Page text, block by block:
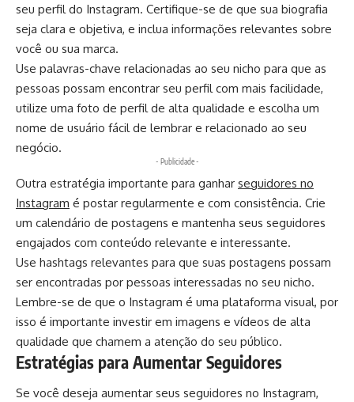
seu perfil do Instagram. Certifique-se de que sua biografia
seja clara e objetiva, e inclua informações relevantes sobre
você ou sua marca.
Use palavras-chave relacionadas ao seu nicho para que as
pessoas possam encontrar seu perfil com mais facilidade,
utilize uma foto de perfil de alta qualidade e escolha um
nome de usuário fácil de lembrar e relacionado ao seu
negócio.
- Publicidade -
Outra estratégia importante para ganhar seguidores no
Instagram é postar regularmente e com consistência. Crie
um calendário de postagens e mantenha seus seguidores
engajados com conteúdo relevante e interessante.
Use hashtags relevantes para que suas postagens possam
ser encontradas por pessoas interessadas no seu nicho.
Lembre-se de que o Instagram é uma plataforma visual, por
isso é importante investir em imagens e vídeos de alta
qualidade que chamem a atenção do seu público.
Estratégias para Aumentar Seguidores
Se você deseja aumentar seus seguidores no Instagram,